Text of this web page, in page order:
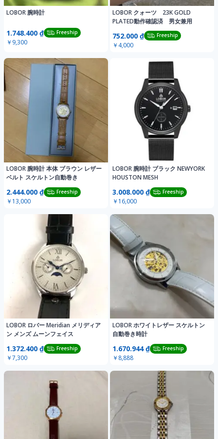
LOBOR 腕時計
1.748.400 ₫ Freeship
￥9,300
LOBOR クォーツ 23K GOLD
PLATED動作確認済 男女兼用
752.000 ₫ Freeship
￥4,000
LOBOR 腕時計 本体 ブラウン レザー
ベルト スケルトン自動巻き
2.444.000 ₫ Freeship
￥13,000
LOBOR 腕時計 ブラック NEWYORK
HOUSTON MESH
3.008.000 ₫ Freeship
￥16,000
LOBOR ロバー Meridian メリディア
ン メンズ ムーンフェイス
1.372.400 ₫ Freeship
￥7,300
LOBOR ホワイトレザー スケルトン
自動巻き時計
1.670.944 ₫ Freeship
￥8,888